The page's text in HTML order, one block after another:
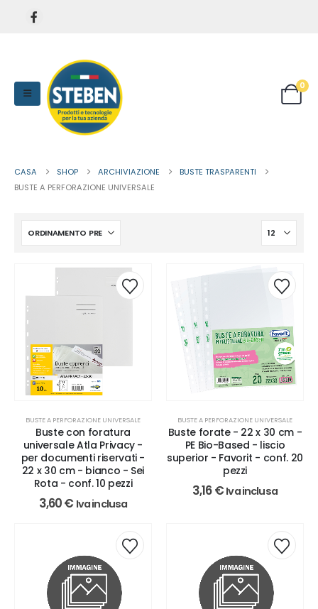
0
CASA SHOP ARCHIVIAZIONE
BUSTE TRASPARENTI
BUSTE A PERFORAZIONE UNIVERSALE
BUSTE A PERFORAZIONE UNIVERSALE
Buste con foratura
universale Atla Privacy -
per documenti riservati -
22 x 30 cm - bianco - Sei
Rota - conf. 10 pezzi
3,60€ Iva inclusa
BUSTE A PERFORAZIONE UNIVERSALE
Buste forate - 22 x 30 cm -
PE Bio-Based - liscio
superior - Favorit - conf. 20
pezzi
3,16€ Iva inclusa